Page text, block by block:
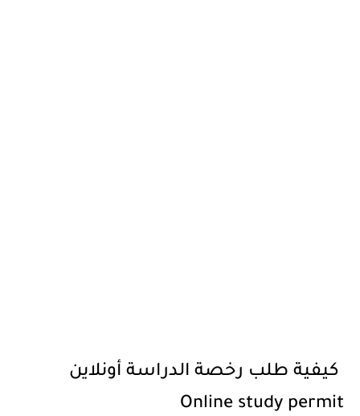
كيفية طلب رخصة الدراسة أونلاين
Online study permit